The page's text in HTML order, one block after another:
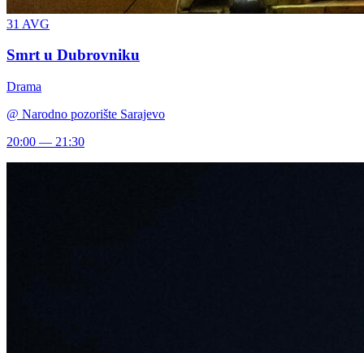
31 AVG
Smrt u Dubrovniku
Drama
@ Narodno pozorište Sarajevo
20:00 — 21:30